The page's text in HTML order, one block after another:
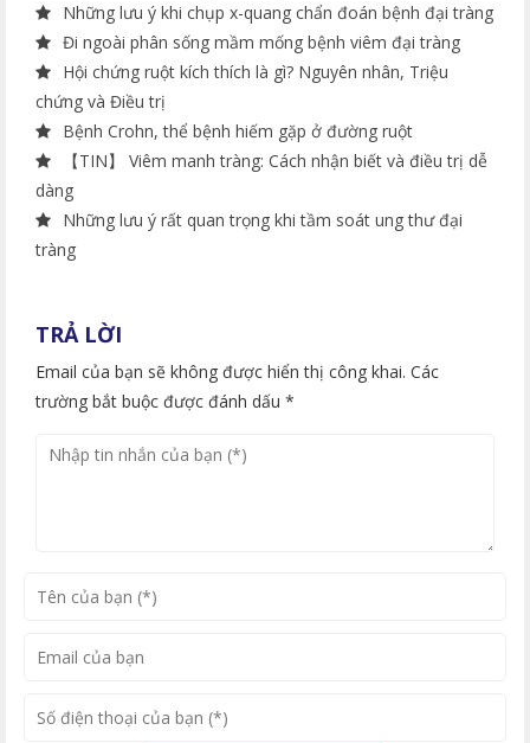
Những lưu ý khi chụp x-quang chẩn đoán bệnh đại tràng
Đi ngoài phân sống mầm mống bệnh viêm đại tràng
Hội chứng ruột kích thích là gì? Nguyên nhân, Triệu
chứng và Điều trị
Bệnh Crohn, thể bệnh hiếm gặp ở đường ruột
【TIN】 Viêm manh tràng: Cách nhận biết và điều trị dễ
dàng
Những lưu ý rất quan trọng khi tầm soát ung thư đại
tràng
TRẢ LỜI
Email của bạn sẽ không được hiển thị công khai. Các
trường bắt buộc được đánh dấu *